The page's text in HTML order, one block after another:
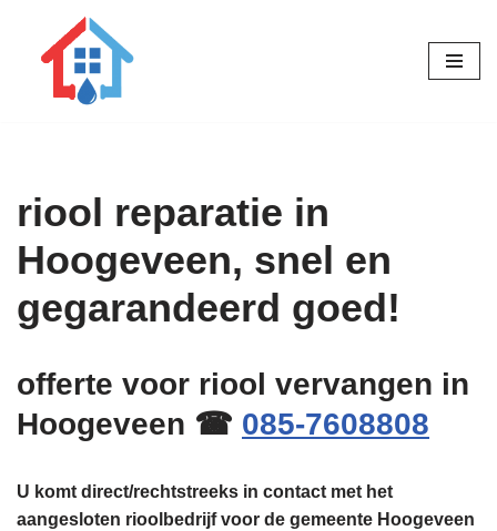
riool reparatie in
Hoogeveen, snel en
gegarandeerd goed!
offerte voor riool vervangen in
Hoogeveen ☎ 085-7608808
U komt direct/rechtstreeks in contact met het
aangesloten rioolbedrijf voor de gemeente Hoogeveen